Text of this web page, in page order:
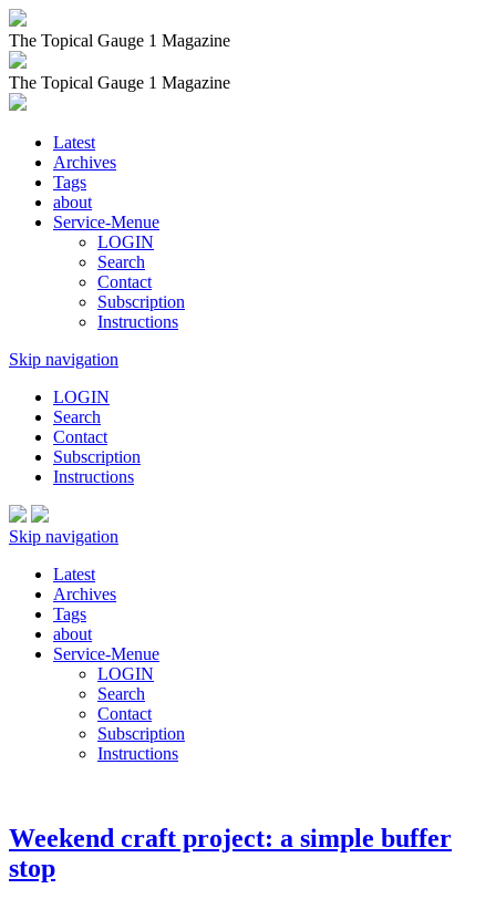
The Topical Gauge 1 Magazine
The Topical Gauge 1 Magazine
Latest
Archives
Tags
about
Service-Menue
LOGIN
Search
Contact
Subscription
Instructions
Skip navigation
LOGIN
Search
Contact
Subscription
Instructions
Skip navigation
Latest
Archives
Tags
about
Service-Menue
LOGIN
Search
Contact
Subscription
Instructions
Weekend craft project: a simple buffer
stop